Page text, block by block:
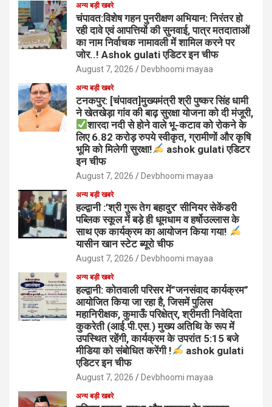
अन्य बड़ी खबरे
चंपावत:विशेष गहन पुनरीक्षण अभियान: निरंतर हो
रही दावे एवं आपत्तियों की सुनवाई, पात्र मतदाताओं
का नाम निर्वाचक नामावली में शामिल करने पर
जोर..! Ashok gulati एडिटर इन चीफ
August 7, 2026 Devbhoomi mayaa
अन्य बड़ी खबरे
टनकपुर: [चंपावत]मुख्यमंत्री श्री पुष्कर सिंह धामी
ने खेतखेड़ा गांव की बाढ़ सुरक्षा योजना को दी मंजूरी,
शारदा नदी से होने वाले भू-कटाव को रोकने के
लिए 6.82 करोड़ रुपये स्वीकृत, ग्रामीणों और कृषि
भूमि को मिलेगी सुरक्षा!
ashok gulati एडिटर
इन चीफ
August 7, 2026 Devbhoomi mayaa
अन्य बड़ी खबरे
हल्द्वानी :’श्री गुरू तेग बहादुर’ सीनियर सेकेंडरी
पब्लिक स्कूल में बड़े ही धूमधाम व हर्षोउल्लास के
साथ एक कार्यक्रम का आयोजन किया गया!
यासीन खान स्टेट ब्यूरो चीफ
August 7, 2026 Devbhoomi mayaa
अन्य बड़ी खबरे
हल्द्वानी: कोतवाली परिसर में”जनसंवाद कार्यक्रम”
आयोजित किया जा रहा है, जिसमें पुलिस
महानिरीक्षक, कुमाऊँ परिक्षेत्र, श्रीमती निवेदिता
कुकरेती (आई.पी.एस.) मुख्य अतिथि के रूप में
उपस्थित रहेंगी, कार्यक्रम के उपरांत 5:15 बजे
मीडिया को संबोधित करेंगी !
ashok gulati
एडिटर इन चीफ
August 7, 2026 Devbhoomi mayaa
अन्य बड़ी खबरे